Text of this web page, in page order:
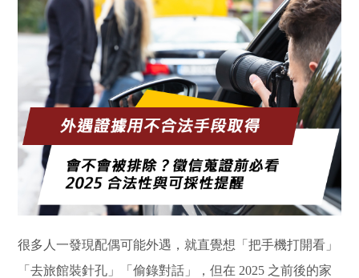
很多人一發現配偶可能外遇，就直覺想「把手機打開看」
「去旅館裝針孔」「偷錄對話」，但在 2025 之前後的家